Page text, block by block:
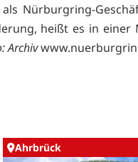
Nürburgring-
heißt es in einer
Archiv
Ahrbrück